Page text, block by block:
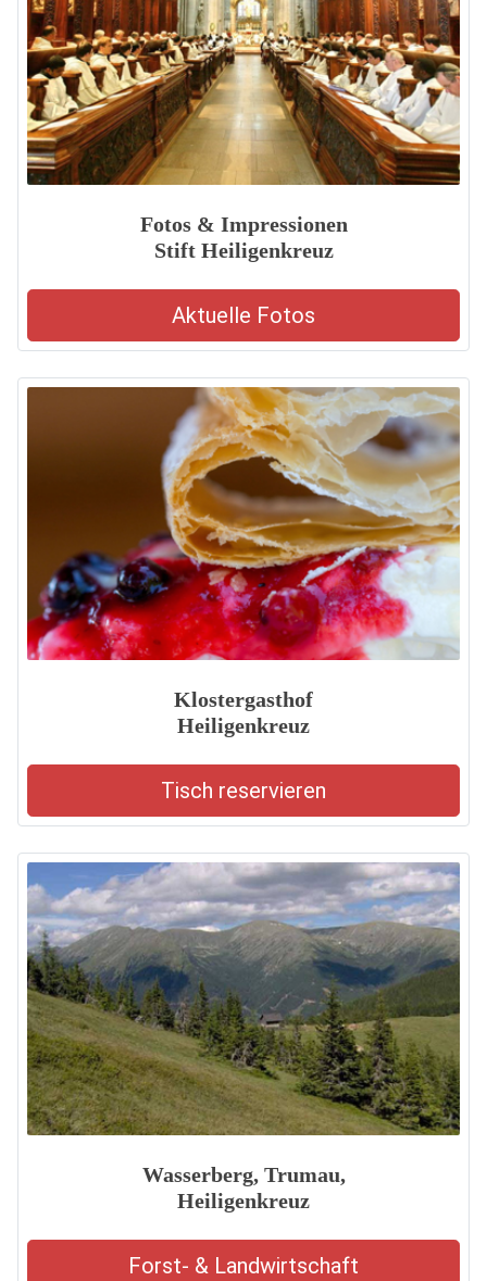
Fotos & Impressionen
Stift Heiligenkreuz
Aktuelle Fotos
Klostergasthof
Heiligenkreuz
Tisch reservieren
Wasserberg, Trumau,
Heiligenkreuz
Forst- & Landwirtschaft